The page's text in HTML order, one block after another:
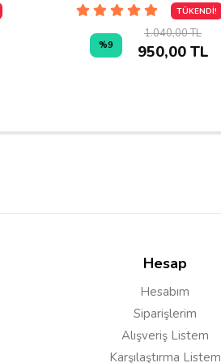
TÜKENDİ!
%9
1.040,00 TL
950,00 TL
Hesap
Hesabım
Siparişlerim
Alışveriş Listem
Karşılaştırma Listem